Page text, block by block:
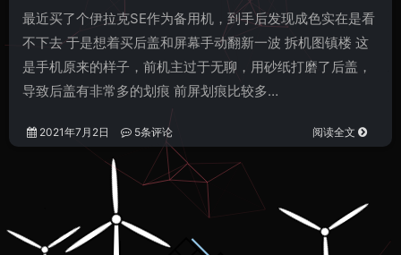
最近买了个伊拉克SE作为备用机，到手后发现成色实在是看
不下去 于是想着买后盖和屏幕手动翻新一波 拆机图镇楼 这
是手机原来的样子，前机主过于无聊，用砂纸打磨了后盖，
导致后盖有非常多的划痕 前屏划痕比较多…
2021年7月2日 5条评论 阅读全文